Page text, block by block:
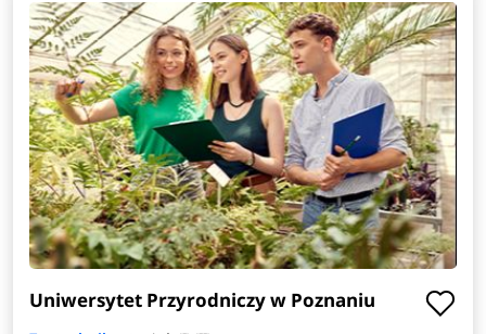
Uniwersytet Przyrodniczy w Poznaniu